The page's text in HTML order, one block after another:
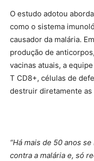
O estudo adotou
como o sistema
causador da malária.
produção de
vacinas atuais, a
T CD8+, células de
destruir diretamente as
“Há mais de 50 anos
contra a malária e, só